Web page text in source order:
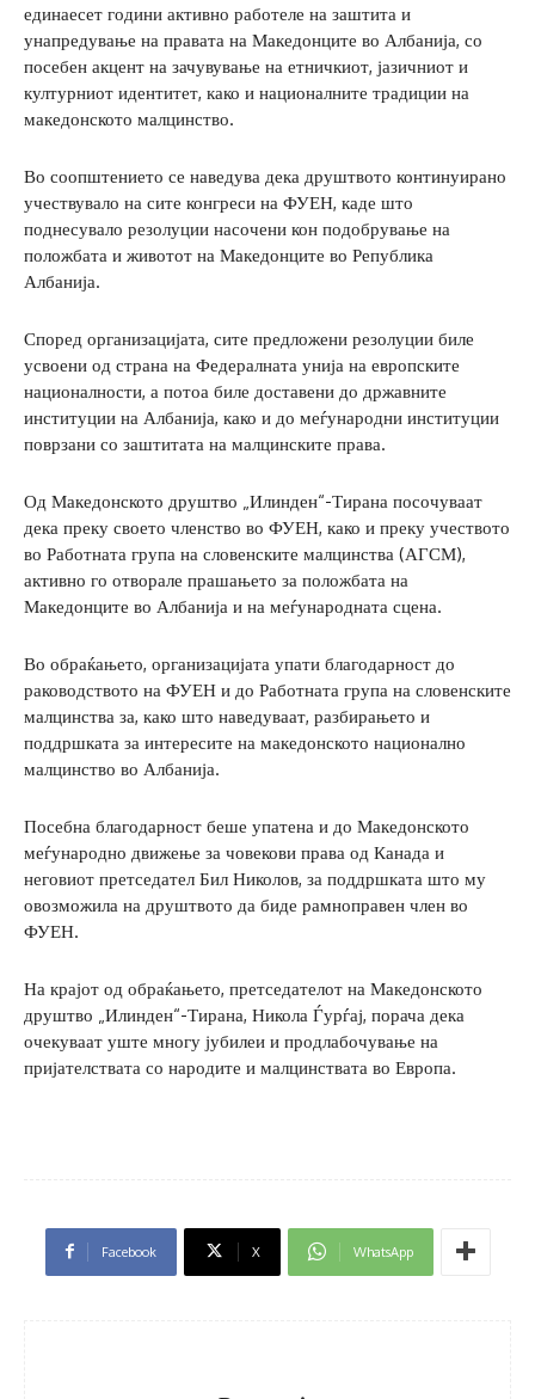
единаесет години активно работеле на заштита и
унапредување на правата на Македонците во Албанија, со
посебен акцент на зачувување на етничкиот, јазичниот и
културниот идентитет, како и националните традиции на
македонското малцинство.
Во соопштението се наведува дека друштвото континуирано
учествувало на сите конгреси на ФУЕН, каде што
поднесувало резолуции насочени кон подобрување на
положбата и животот на Македонците во Република
Албанија.
Според организацијата, сите предложени резолуции биле
усвоени од страна на Федералната унија на европските
националности, а потоа биле доставени до државните
институции на Албанија, како и до меѓународни институции
поврзани со заштитата на малцинските права.
Од Македонското друштво „Илинден“-Тирана посочуваат
дека преку своето членство во ФУЕН, како и преку учеството
во Работната група на словенските малцинства (АГСМ),
активно го отворале прашањето за положбата на
Македонците во Албанија и на меѓународната сцена.
Во обраќањето, организацијата упати благодарност до
раководството на ФУЕН и до Работната група на словенските
малцинства за, како што наведуваат, разбирањето и
поддршката за интересите на македонското национално
малцинство во Албанија.
Посебна благодарност беше упатена и до Македонското
меѓународно движење за човекови права од Канада и
неговиот претседател Бил Николов, за поддршката што му
овозможила на друштвото да биде рамноправен член во
ФУЕН.
На крајот од обраќањето, претседателот на Македонското
друштво „Илинден“-Тирана, Никола Ѓурѓај, порача дека
очекуваат уште многу јубилеи и продлабочување на
пријателствата со народите и малцинствата во Европа.
Facebook X WhatsApp